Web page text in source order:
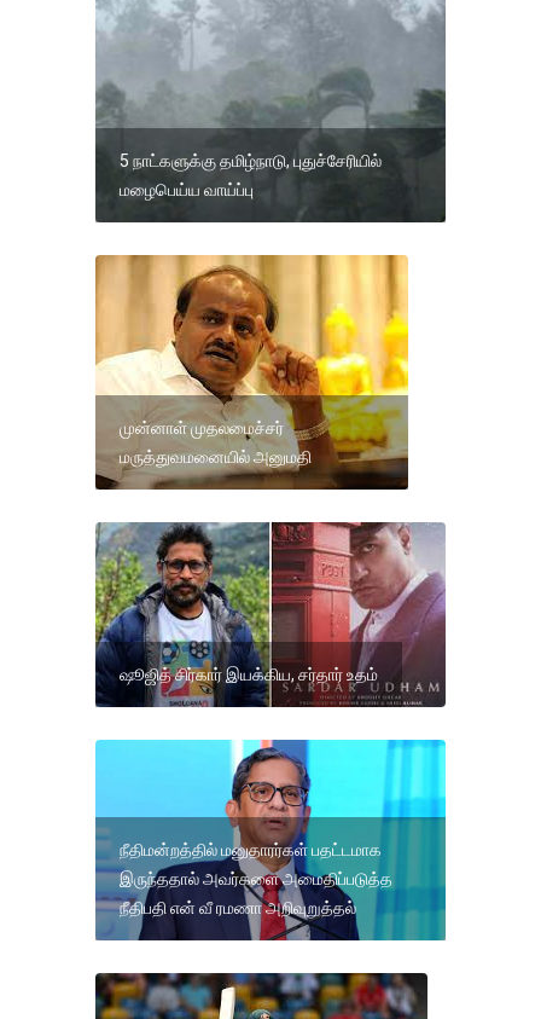
5 நாட்களுக்கு தமிழ்நாடு, புதுச்சேரியில்
மழைபெய்ய வாய்ப்பு
முன்னாள் முதலமைச்சர்
மருத்துவமனையில் அனுமதி
ஷூஜித் சிர்கார் இயக்கிய, சர்தார் உதம்
நீதிமன்றத்தில் மனுதாரர்கள் பதட்டமாக
இருந்ததால் அவர்களை அமைதிப்படுத்த
நீதிபதி என் வீ ரமணா அறிவுறுத்தல்